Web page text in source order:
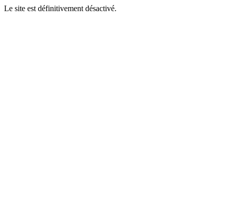
Le site est définitivement désactivé.